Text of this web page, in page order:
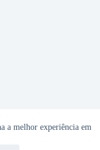
a melhor experiência em